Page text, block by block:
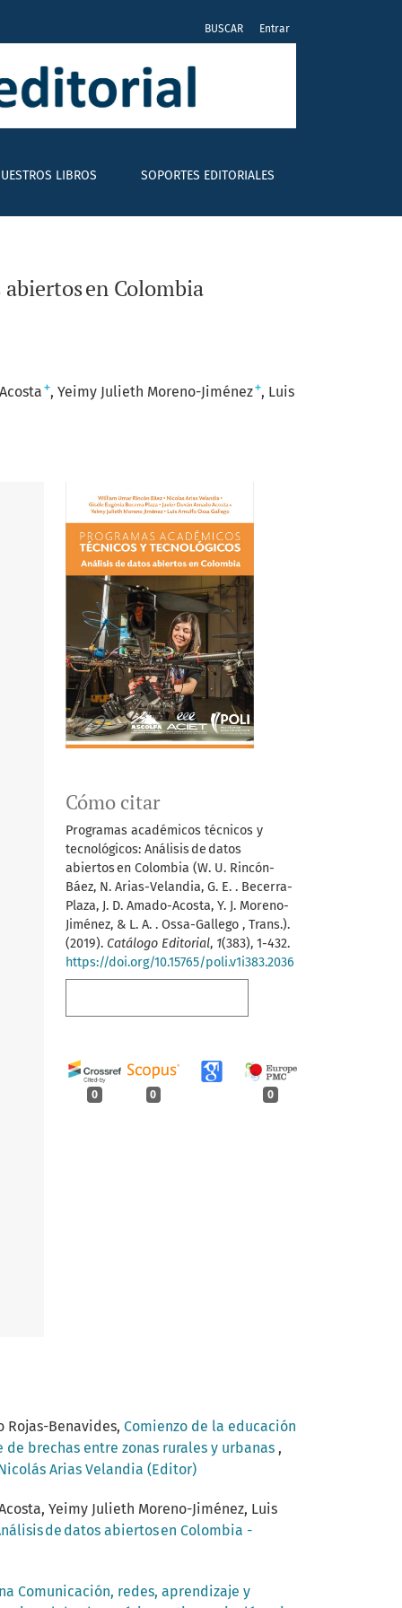
LIBROS SOPORTES EDITORIALES
BUSCAR Entrar
en Colombia
+ Yeimy Julieth Moreno-Jiménez+ Luis
Cómo citar
Programas académicos técnicos y
tecnológicos: Análisis de datos
abiertos en Colombia (W. U. Rincón-
Báez, N. Arias-Velandia, G. E. . Becerra-
Plaza, J. D. Amado-Acosta, Y. J. Moreno-
Jiménez, & L. A. . Ossa-Gallego , Trans.).
(2019). Catálogo Editorial, 1(383), 1-432.
https://doi.org/10.15765/poli.v1i383.2036
0 0 0
Rojas-Benavides, Comienzo de la educación
brechas entre zonas rurales y urbanas ,
Arias Velandia (Editor)
Yeimy Julieth Moreno-Jiménez, Luis
de datos abiertos en Colombia -
Comunicación, redes, aprendizaje y